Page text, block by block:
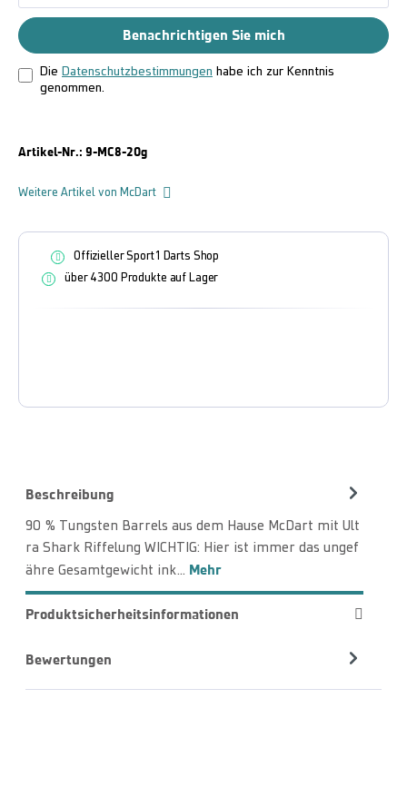
Beschreibung
90 % Tungsten Barrels aus dem Hause McDart mit Ult
ra Shark Riffelung WICHTIG: Hier ist immer das ungef
ähre Gesamtgewicht ink… Mehr
Produktsicherheitsinformationen
Bewertungen
Benachrichtigen Sie mich
Die Datenschutzbestimmungen habe ich zur Kenntnis
genommen.
Artikel-Nr.: 9-MC8-20g
Weitere Artikel von McDart
Offizieller Sport1 Darts Shop
über 4300 Produkte auf Lager